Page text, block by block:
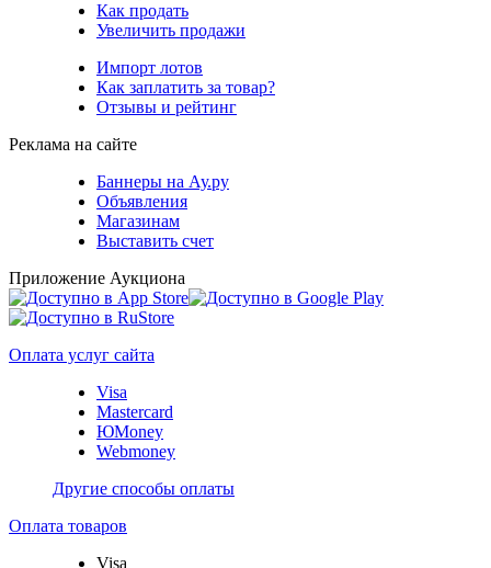
Как продать
Увеличить продажи
Импорт лотов
Как заплатить за товар?
Отзывы и рейтинг
Реклама на сайте
Баннеры на Ау.ру
Объявления
Магазинам
Выставить счет
Приложение Аукциона
Оплата услуг сайта
Visa
Mastercard
ЮMoney
Webmoney
Другие способы оплаты
Оплата товаров
Visa